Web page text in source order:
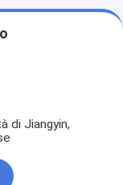
di Jiangyin,